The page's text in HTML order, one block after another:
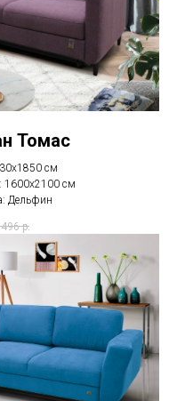
Томас
см
1600х2100 см
Дельфин
р.